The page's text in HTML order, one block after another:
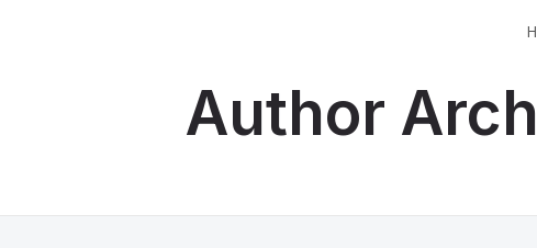
Author